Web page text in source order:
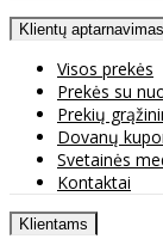
Klientų aptarnavimas
Visos prekės
Prekės su
Prekių
Dovanų
Svetainės
Kontaktai
Klientams